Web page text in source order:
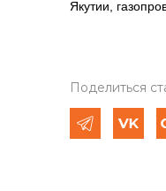
Якутии,
Поделиться